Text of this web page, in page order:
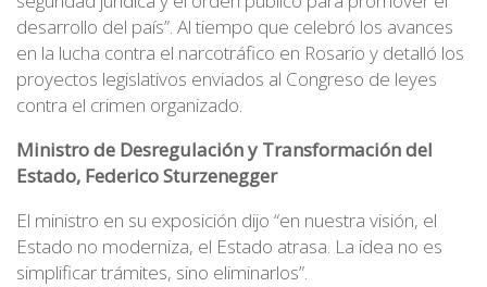
desarrollo del país”. Al tiempo que celebró los avances
en la lucha contra el narcotráfico en Rosario y detalló los
proyectos legislativos enviados al Congreso de leyes
contra el crimen organizado.
Ministro de Desregulación y Transformación del
Estado, Federico Sturzenegger
El ministro en su exposición dijo “en nuestra visión, el
Estado no moderniza, el Estado atrasa. La idea no es
simplificar trámites, sino eliminarlos”.